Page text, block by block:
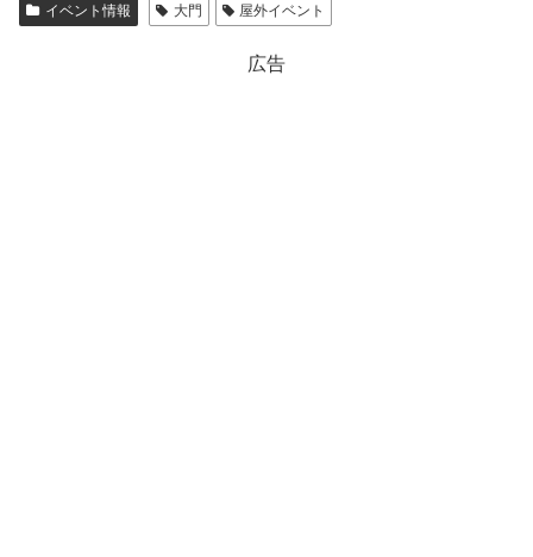
イベント情報 大門 屋外イベント
広告